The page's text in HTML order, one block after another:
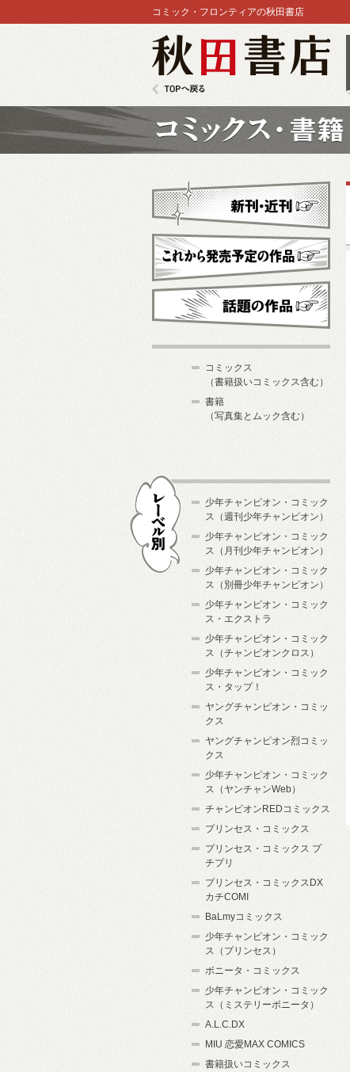
コミック・フロンティアの秋田書店
新刊・近刊
これから発売予定
コミックス
（書籍扱いコミックス含む）
書籍
（写真集とムック含む）
少年チャンピオン・コミック
ス（週刊少年チャンピオン）
少年チャンピオン・コミック
ス（月刊少年チャンピオン）
少年チャンピオン・コミック
ス（別冊少年チャンピオン）
少年チャンピオン・コミック
ス・エクストラ
少年チャンピオン・コミック
ス（チャンピオンクロス）
少年チャンピオン・コミック
ス・タップ！
ヤングチャンピオン・コミッ
クス
ヤングチャンピオン烈コミッ
クス
少年チャンピオン・コミック
ス（ヤンチャンWeb）
チャンピオンREDコミックス
プリンセス・コミックス
プリンセス・コミックス プ
チプリ
プリンセス・コミックスDX
カチCOMI
BaLmyコミックス
少年チャンピオン・コミック
ス（プリンセス）
ボニータ・コミックス
少年チャンピオン・コミック
ス（ミステリーボニータ）
A.L.C.DX
MIU 恋愛MAX COMICS
書籍扱いコミックス